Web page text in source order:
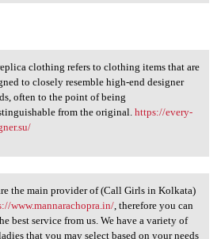
clothing refers
clothing refers to clothing items that are
to closely resemble high-end designer
often to the point of being
from the original.https://every-
the main provider of
the main provider of (Call Girls in Kolkata)
www.mannarachopra.in/, therefore you can
best service from us. We have a variety of
that you may select based on your needs